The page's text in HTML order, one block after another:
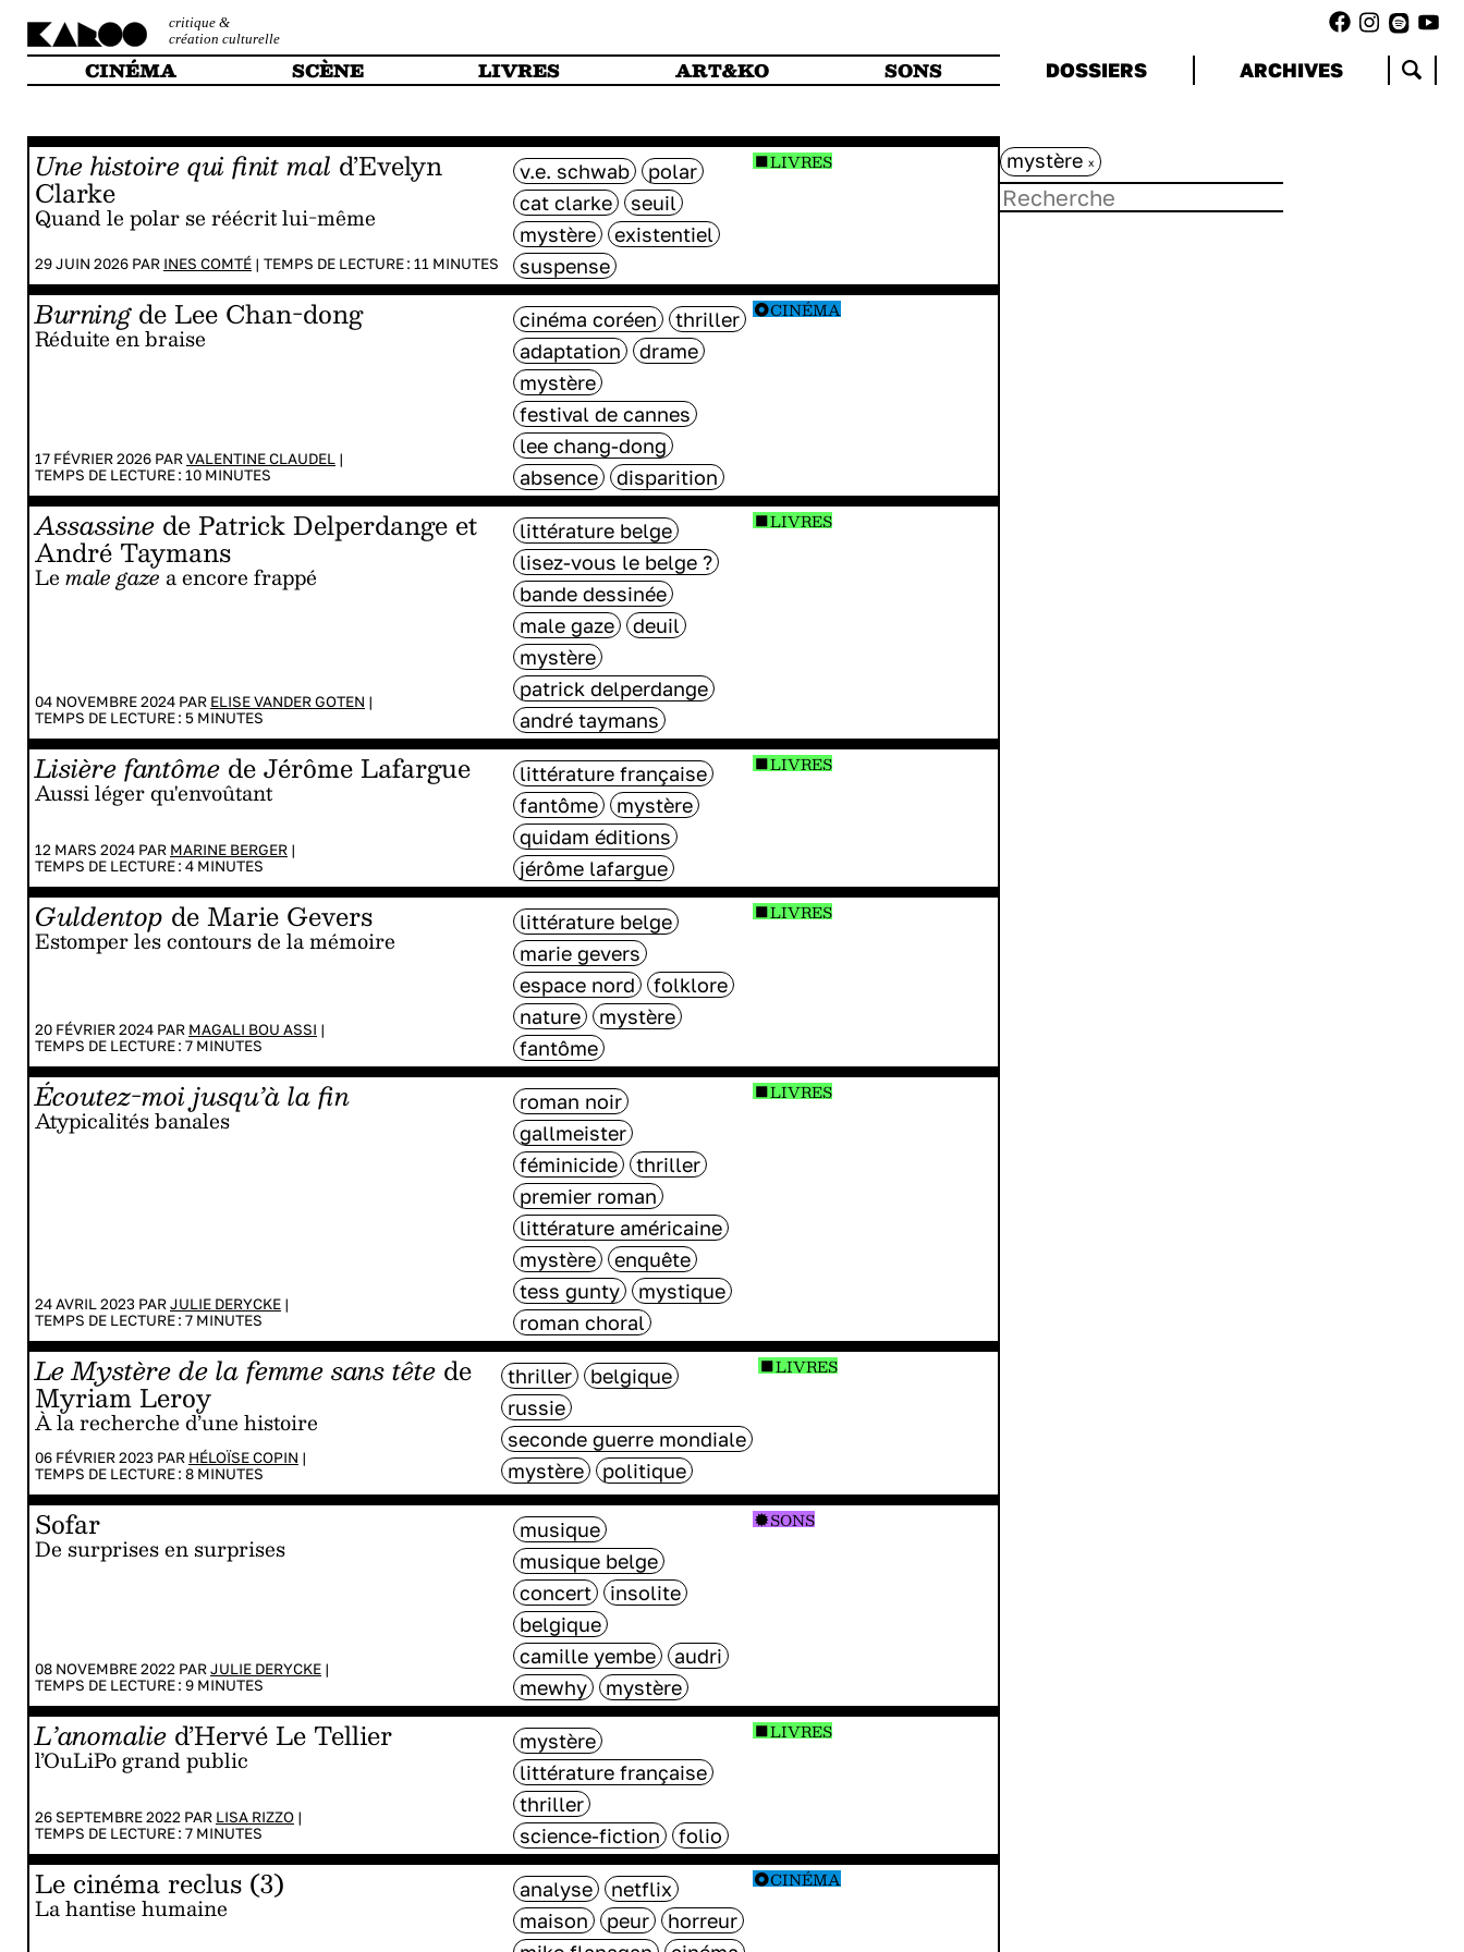
critique &
création culturelle
CINÉMA SCÈNE LIVRES ART&KO SONS DOSSIERS ARCHIVES
Une histoire qui finit mal d’Evelyn
Clarke
Quand le polar se réécrit lui-même
29 JUIN 2026 PAR INES COMTÉ | TEMPS DE LECTURE : 11 MINUTES
v.e. schwab
polar
cat clarke
seuil
mystère
existentiel
suspense
LIVRES
Burningde Lee Chan-dong
Réduite en braise
17 FÉVRIER 2026 PARVALENTINE CLAUDEL |
TEMPS DE LECTURE : 10 MINUTES
cinéma coréen
thriller
adaptation
drame
mystère
festival de cannes
lee chang-dong
absence
disparition
CINÉMA
Assassine de Patrick Delperdange et
André Taymans
Lemale gaze a encore frappé
04 NOVEMBRE 2024 PAR ELISE VANDER GOTEN |
TEMPS DE LECTURE : 5 MINUTES
littérature belge
lisez-vous le belge ?
bande dessinée
male gaze
deuil
mystère
patrick delperdange
andré taymans
LIVRES
Lisière fantôme de Jérôme Lafargue
Aussi léger qu'envoûtant
12 MARS 2024 PAR MARINE BERGER |
TEMPS DE LECTURE : 4 MINUTES
littérature française
fantôme
mystère
quidam éditions
jérôme lafargue
LIVRES
Guldentop de Marie Gevers
Estomper les contours de la mémoire
20 FÉVRIER 2024 PAR MAGALI BOU ASSI |
TEMPS DE LECTURE : 7 MINUTES
littérature belge
marie gevers
espace nord
folklore
nature
mystère
fantôme
LIVRES
Écoutez-moi jusqu’à la fin
Atypicalités banales
24 AVRIL 2023 PARJULIE DERYCKE |
TEMPS DE LECTURE : 7 MINUTES
roman noir
gallmeister
féminicide
thriller
premier roman
littérature américaine
mystère
enquête
tess gunty
mystique
roman choral
LIVRES
Le Mystère de la femme sans tête de
Myriam Leroy
À la recherche d’une histoire
06 FÉVRIER 2023 PAR HÉLOÏSE COPIN |
TEMPS DE LECTURE : 8 MINUTES
thriller
belgique
russie
seconde guerre mondiale
mystère
politique
LIVRES
Sofar
De surprises en surprises
08 NOVEMBRE 2022 PARJULIE DERYCKE |
TEMPS DE LECTURE : 9 MINUTES
musique
musique belge
concert
insolite
belgique
camille yembe
audri
mewhy
mystère
SONS
L’anomalie d’Hervé Le Tellier
l’OuLiPo grand public
26 SEPTEMBRE 2022 PAR LISA RIZZO |
TEMPS DE LECTURE : 7 MINUTES
mystère
littérature française
thriller
science-fiction
folio
LIVRES
Le cinéma reclus (3)
La hantise humaine
analyse
netflix
maison
peur
horreur
CINÉMA
mystère x